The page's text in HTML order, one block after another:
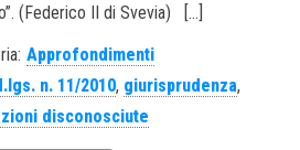
(Federico II di Svevia) […]
Approfondimenti
n. 11/2010, giurisprudenza,
disconosciute